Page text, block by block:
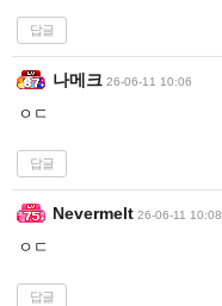
답글
나메크 26-06-11 10:06
ㅇㄷ
답글
Nevermelt 26-06-11 10:08
ㅇㄷ
답글